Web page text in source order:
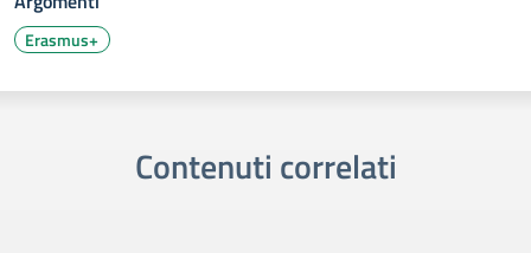
Erasmus+
Contenuti correlati